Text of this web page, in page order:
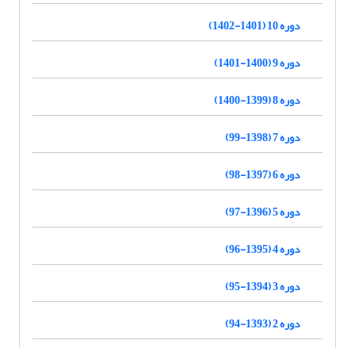
دوره 10 (1401-1402)
دوره 9 (1400-1401)
دوره 8 (1399-1400)
دوره 7 (1398-99)
دوره 6 (1397-98)
دوره 5 (1396-97)
دوره 4 (1395-96)
دوره 3 (1394-95)
دوره 2 (1393-94)